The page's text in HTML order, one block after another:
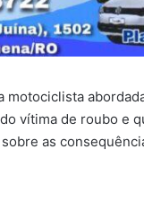
vítima de roubo e
as